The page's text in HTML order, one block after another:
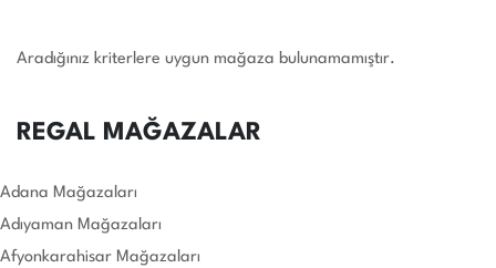
Aradığınız kriterlere uygun mağaza bulunamamıştır.
REGAL MAĞAZALAR
Adana Mağazaları
Adıyaman Mağazaları
Afyonkarahisar Mağazaları